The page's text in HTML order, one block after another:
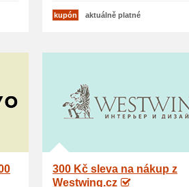
kupón aktuálně platné
300 Kč sleva na nákup z
Westwing.cz